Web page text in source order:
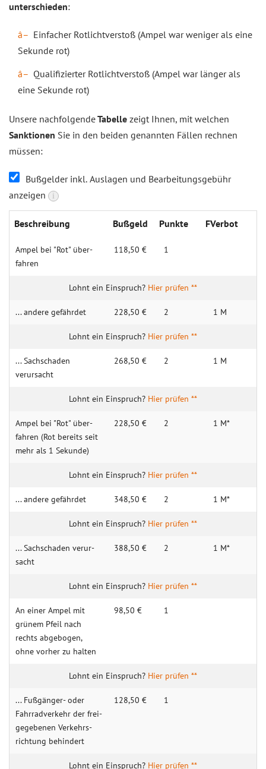
unterschieden:
Einfacher Rotlichtverstoß (Ampel war weniger als eine
Sekunde rot)
Qualifizierter Rotlichtverstoß (Ampel war länger als
eine Sekunde rot)
Unsere nachfolgendeTabelle zeigt Ihnen, mit welchen
Sanktionen Sie in den beiden genannten Fällen rechnen
müssen:
Bußgelder inkl. Auslagen und Bearbeitungsgebühr
anzeigen
i
Beschrei­bung Buß­geld Punk­te FVer­bot
Ampel bei "Rot" über­
fahren
118,50 € 1
Hier prüfen **
... andere gefährdet 228,50 € 2 1 M
Hier prüfen **
... Sachschaden
verursacht
268,50 € 2 1 M
Hier prüfen **
Am­pel bei "Rot" über­
fahren (Rot bereits seit
mehr als 1 Sek­unde)
228,50 € 2 1 M*
Hier prüfen **
... andere gefährdet 348,50 € 2 1 M*
Hier prüfen **
... Sach­schaden verur­
sacht
388,50 € 2 1 M*
Hier prüfen **
An einer Ampel mit
grünem Pfeil nach
rechts abge­bogen,
ohne vorher zu halten
98,50 € 1
Hier prüfen **
... Fuß­gänger- oder
Fahr­rad­ver­kehr der frei­
gege­benen Ver­kehrs­
rich­tung behin­dert
128,50 € 1
Hier prüfen **